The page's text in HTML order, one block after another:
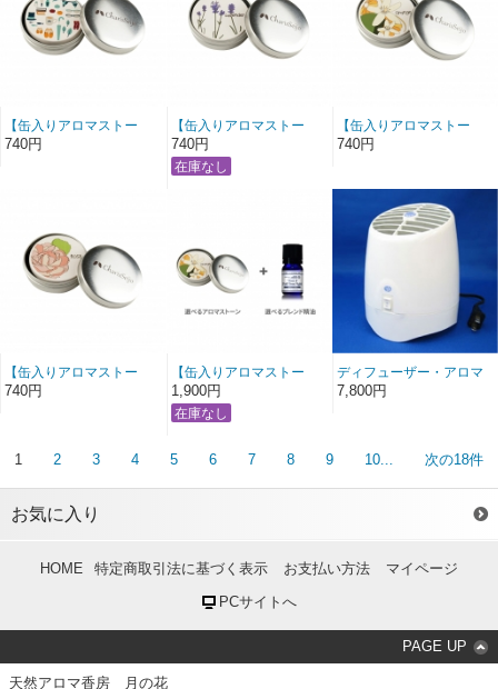
【缶入りアロマストー
ン】ハウス
740円
【缶入りアロマストー
ン】ラベンダー
740円
【缶入りアロマストー
ン】オレンジ
740円
【缶入りアロマストー
ン】ローズ
740円
【缶入りアロマストー
ン】選べるブレンド精油
セット
1,900円
ディフューザー・アロマ
ストリーム [お取り寄せ商
7,800円
1 2 3 4 5 6 7 8 9 10... 次の18件
お気に入り
HOME 特定商取引法に基づく表示 お支払い方法
マイページ
PCサイトへ
PAGE UP
天然アロマ香房 月の花